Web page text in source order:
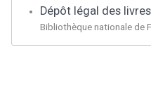
Dépôt légal des livres
Bibliothèque nationale de